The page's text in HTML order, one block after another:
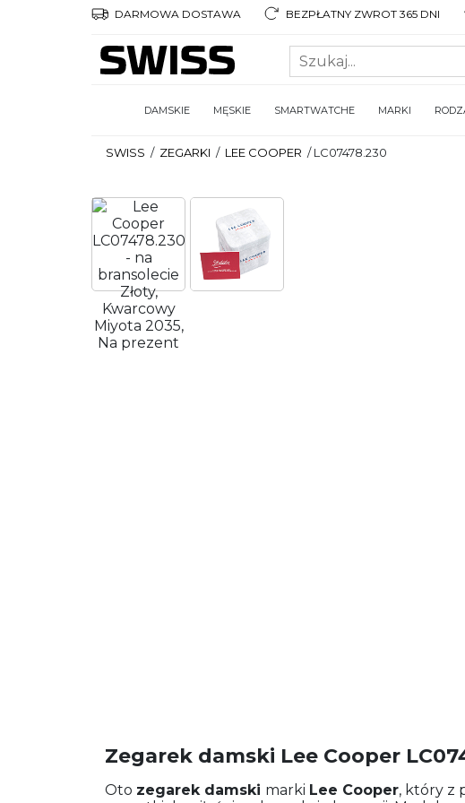
DARMOWA DOSTAWA BEZPŁATNY ZWROT 365 DNI
DAMSKIE MĘSKIE SMARTWATCHE MARKI
SWISS / ZEGARKI / LEE COOPER /LC07478.230
Zegarek damski Lee Cooper
Oto zegarek damski marki Lee Cooper, który z